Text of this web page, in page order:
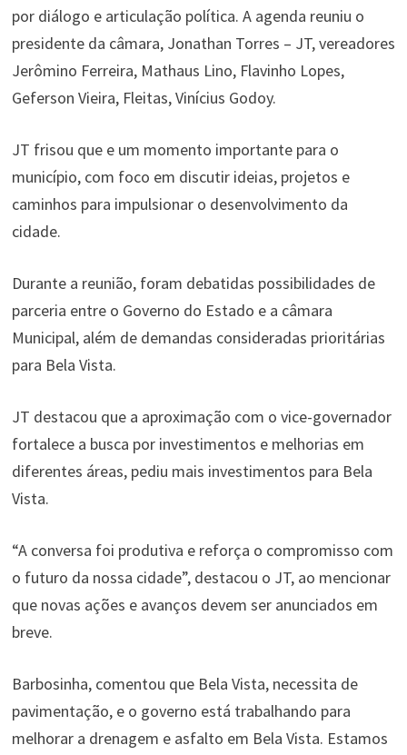
por diálogo e articulação política. A agenda reuniu o
presidente da câmara, Jonathan Torres – JT, vereadores
Jerômino Ferreira, Mathaus Lino, Flavinho Lopes,
Geferson Vieira, Fleitas, Vinícius Godoy.
JT frisou que e um momento importante para o
município, com foco em discutir ideias, projetos e
caminhos para impulsionar o desenvolvimento da
cidade.
Durante a reunião, foram debatidas possibilidades de
parceria entre o Governo do Estado e a câmara
Municipal, além de demandas consideradas prioritárias
para Bela Vista.
JT destacou que a aproximação com o vice-governador
fortalece a busca por investimentos e melhorias em
diferentes áreas, pediu mais investimentos para Bela
Vista.
“A conversa foi produtiva e reforça o compromisso com
o futuro da nossa cidade”, destacou o JT, ao mencionar
que novas ações e avanços devem ser anunciados em
breve.
Barbosinha, comentou que Bela Vista, necessita de
pavimentação, e o governo está trabalhando para
melhorar a drenagem e asfalto em Bela Vista. Estamos